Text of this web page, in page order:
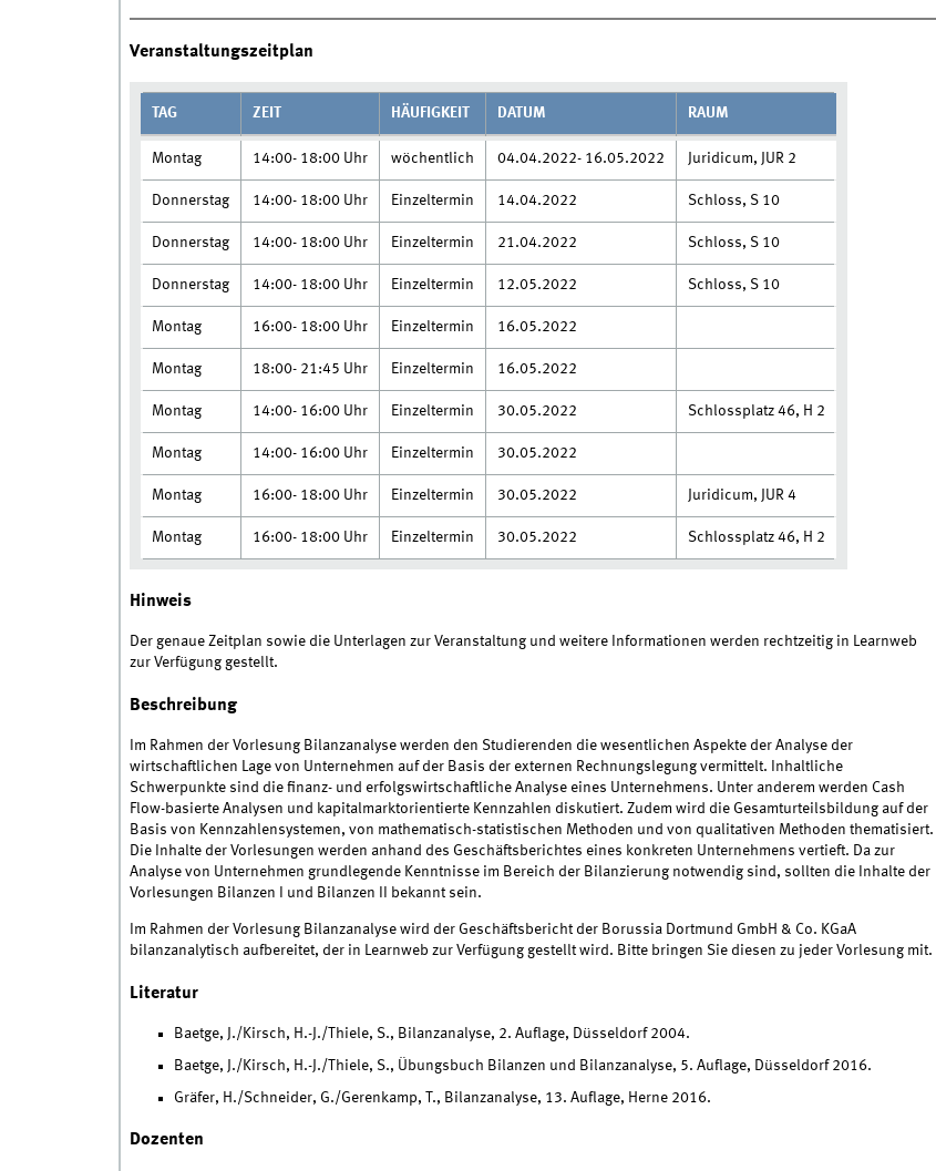
Veranstaltungszeitplan
TAG ZEIT HÄUFIGKEIT DATUM RAUM
Montag 14:00- 18:00 Uhr wöchentlich 04.04.2022- 16.05.2022 Juridicum, JUR 2
Donnerstag 14:00- 18:00 Uhr Einzeltermin 14.04.2022 Schloss, S 10
Donnerstag 14:00- 18:00 Uhr Einzeltermin 21.04.2022 Schloss, S 10
Donnerstag 14:00- 18:00 Uhr Einzeltermin 12.05.2022 Schloss, S 10
Montag 16:00- 18:00 Uhr Einzeltermin 16.05.2022
Montag 18:00- 21:45 Uhr Einzeltermin 16.05.2022
Montag 14:00- 16:00 Uhr Einzeltermin 30.05.2022 Schlossplatz 46, H 2
Montag 14:00- 16:00 Uhr Einzeltermin 30.05.2022
Montag 16:00- 18:00 Uhr Einzeltermin 30.05.2022 Juridicum, JUR 4
Montag 16:00- 18:00 Uhr Einzeltermin 30.05.2022 Schlossplatz 46, H 2
Hinweis
Der genaue Zeitplan sowie die Unterlagen zur Veranstaltung und weitere Informationen werden rechtzeitig in Learnweb
zur Verfügung gestellt.
Beschreibung
Im Rahmen der Vorlesung Bilanzanalyse werden den Studierenden die wesentlichen Aspekte der Analyse der
wirtschaftlichen Lage von Unternehmen auf der Basis der externen Rechnungslegung vermittelt. Inhaltliche
Schwerpunkte sind die finanz- und erfolgswirtschaftliche Analyse eines Unternehmens. Unter anderem werden Cash
Flow-basierte Analysen und kapitalmarktorientierte Kennzahlen diskutiert. Zudem wird die Gesamturteilsbildung auf der
Basis von Kennzahlensystemen, von mathematisch-statistischen Methoden und von qualitativen Methoden thematisiert.
Die Inhalte der Vorlesungen werden anhand des Geschäftsberichtes eines konkreten Unternehmens vertieft. Da zur
Analyse von Unternehmen grundlegende Kenntnisse im Bereich der Bilanzierung notwendig sind, sollten die Inhalte der
Vorlesungen Bilanzen I und Bilanzen II bekannt sein.
Im Rahmen der Vorlesung Bilanzanalyse wird der Geschäftsbericht der Borussia Dortmund GmbH & Co. KGaA
bilanzanalytisch aufbereitet, der in Learnweb zur Verfügung gestellt wird. Bitte bringen Sie diesen zu jeder Vorlesung mit.
Literatur
Baetge, J./Kirsch, H.-J./Thiele, S., Bilanzanalyse, 2. Auflage, Düsseldorf 2004.
Baetge, J./Kirsch, H.-J./Thiele, S., Übungsbuch Bilanzen und Bilanzanalyse, 5. Auflage, Düsseldorf 2016.
Gräfer, H./Schneider, G./Gerenkamp, T., Bilanzanalyse, 13. Auflage, Herne 2016.
Dozenten